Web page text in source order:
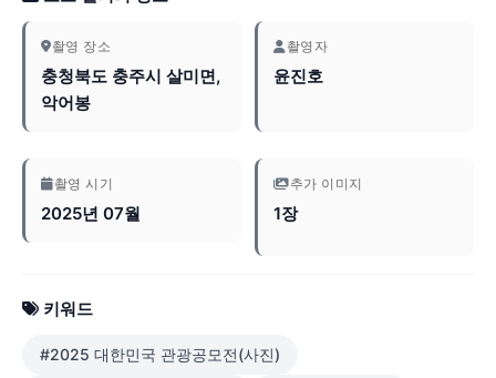
촬영 장소
충청북도 충주시 살미면,
악어봉
촬영자
윤진호
촬영 시기
2025년 07월
추가 이미지
1장
키워드
#2025 대한민국 관광공모전(사진)